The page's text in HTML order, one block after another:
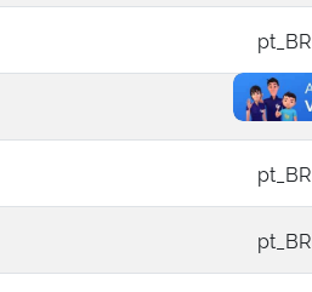
pt_BR
pt_BR
pt_BR
pt_BR